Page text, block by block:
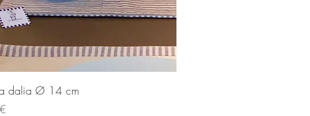
Vista rapida
dalia Ø 14 cm